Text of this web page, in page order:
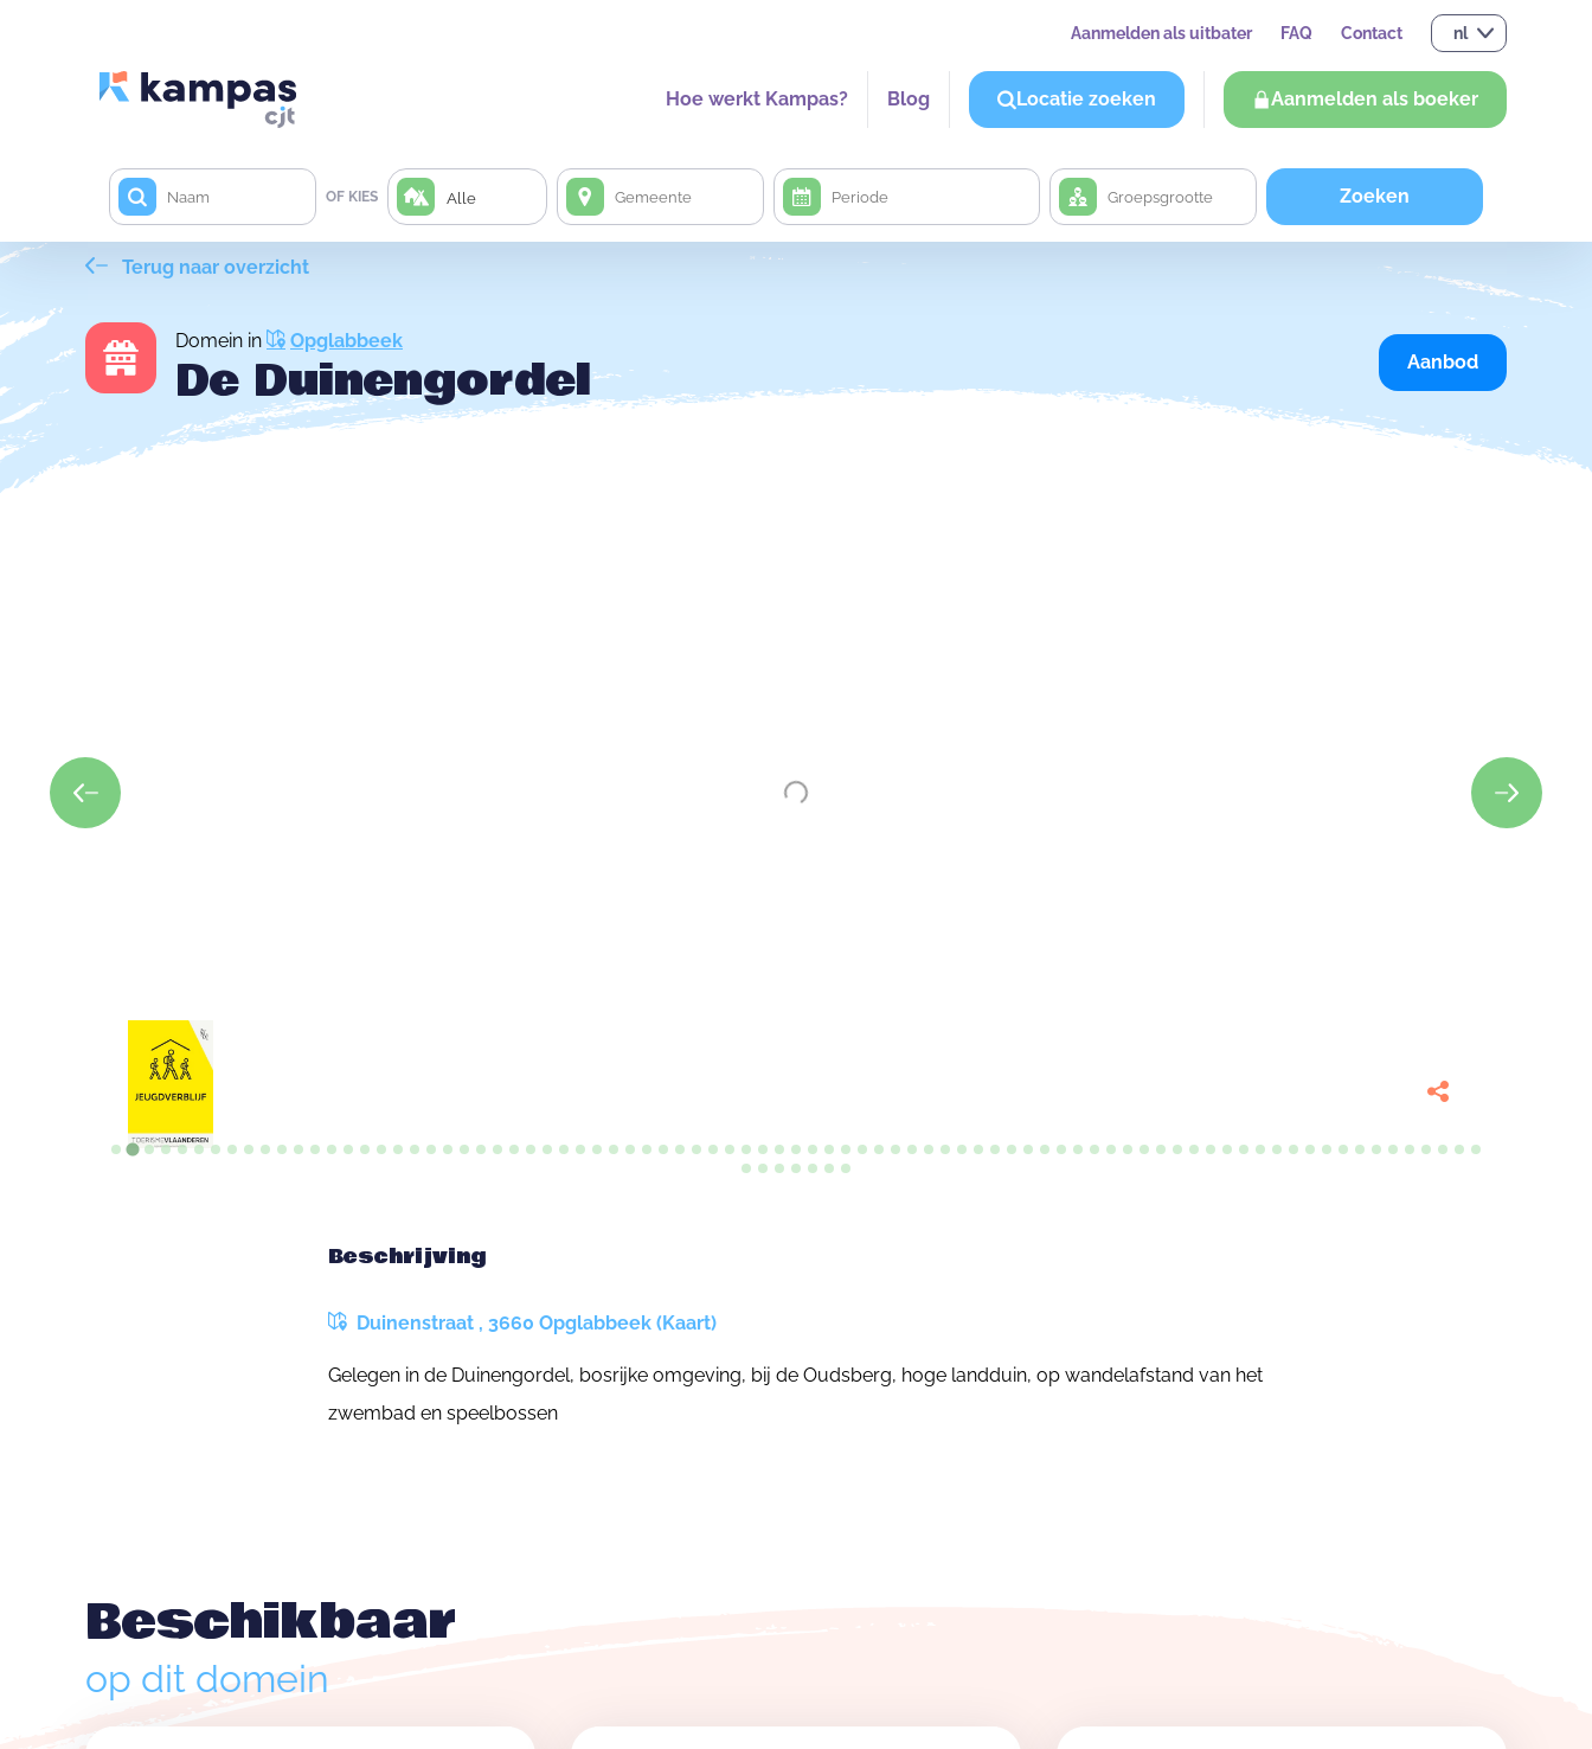
Aanmelden als uitbater FAQ Contact nl
Hoe werkt Kampas? Blog Locatie zoeken Aanmelden als boeker
OF KIES Alle Zoeken
Terug naar overzicht
Domein in Opglabbeek
De Duinengordel Aanbod
Beschrijving
Duinenstraat , 3660 Opglabbeek (Kaart)
Gelegen in de Duinengordel, bosrijke omgeving, bij de Oudsberg, hoge landduin, op wandelafstand van het
zwembad en speelbossen
Beschikbaar
op dit domein